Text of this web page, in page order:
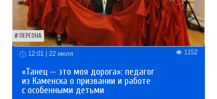
ПЕРСОНА
12:01 | 22 июля 1152
«Танец — это моя дорога»: педагог
из Каменска о призвании и работе
с особенными детьми